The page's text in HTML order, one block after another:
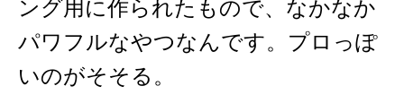
ング用に作られたもので、なかなか
パワフルなやつなんです。プロっぽ
いのがそそる。